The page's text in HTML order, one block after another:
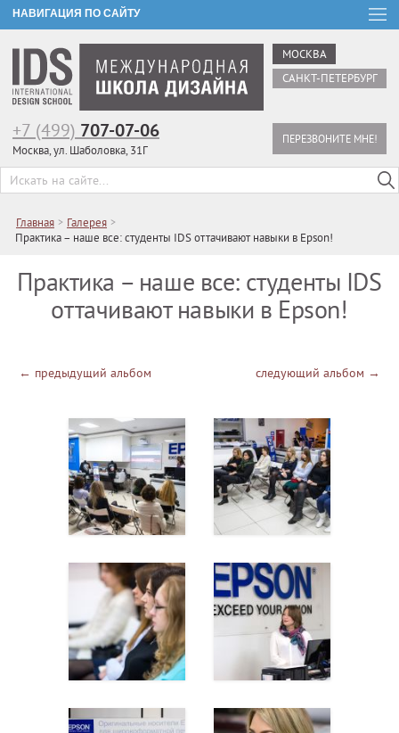
НАВИГАЦИЯ ПО САЙТУ
МОСКВА
САНКТ-ПЕТЕРБУРГ
ПЕРЕЗВОНИТЕ МНЕ!
+7 (499) 707-07-06
Москва, ул. Шаболовка, 31Г
Главная > Галерея >
Практика – наше все: студенты IDS оттачивают навыки в Epson!
Практика – наше все: студенты IDS
оттачивают навыки в Epson!
← предыдущий альбом следующий альбом →